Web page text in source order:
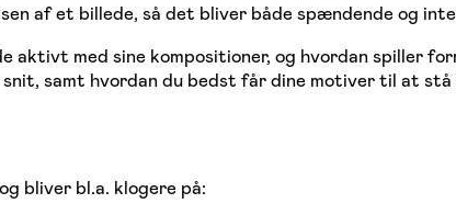
af et billede, så det bliver både spændende og
aktivt med sine kompositioner, og hvordan spiller
samt hvordan du bedst får dine motiver til at stå
bliver bl.a. klogere på: